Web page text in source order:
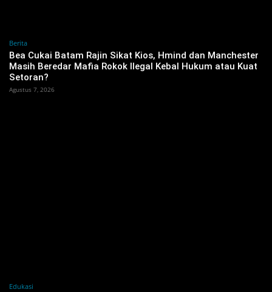
Berita
‎Bea Cukai Batam Rajin Sikat Kios, Hmind dan Manchester
Masih Beredar Mafia Rokok Ilegal Kebal Hukum atau Kuat
Setoran?
Agustus 7, 2026
Edukasi